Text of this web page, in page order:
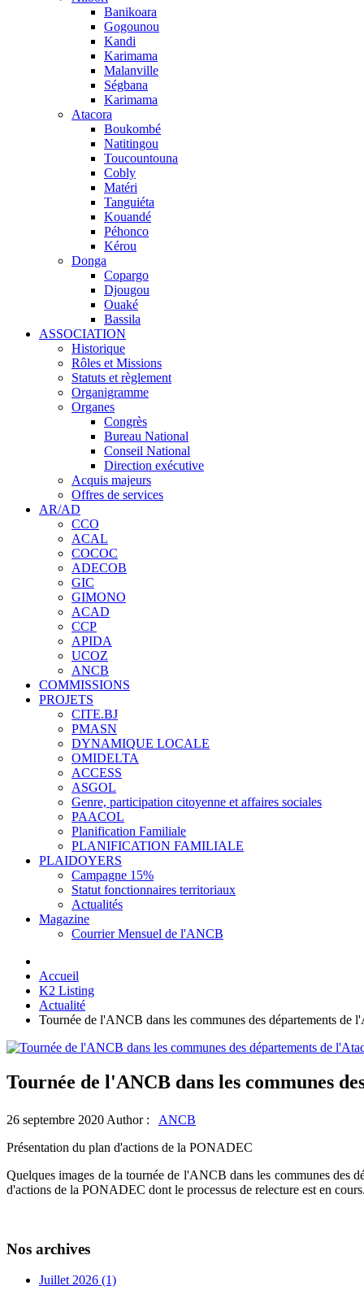
Banikoara
Gogounou
Kandi
Karimama
Malanville
Ségbana
Karimama
Atacora
Boukombé
Natitingou
Toucountouna
Cobly
Matéri
Tanguiéta
Kouandé
Péhonco
Kérou
Donga
Copargo
Djougou
Ouaké
Bassila
ASSOCIATION
Historique
Rôles et Missions
Statuts et règlement
Organigramme
Organes
Congrès
Bureau National
Conseil National
Direction exécutive
Acquis majeurs
Offres de services
AR/AD
CCO
ACAL
COCOC
ADECOB
GIC
GIMONO
ACAD
CCP
APIDA
UCOZ
ANCB
COMMISSIONS
PROJETS
CITE.BJ
PMASN
DYNAMIQUE LOCALE
OMIDELTA
ACCESS
ASGOL
Genre, participation citoyenne et affaires sociales
PAACOL
Planification Familiale
PLANIFICATION FAMILIALE
PLAIDOYERS
Campagne 15%
Statut fonctionnaires territoriaux
Actualités
Magazine
Courrier Mensuel de l'ANCB
Accueil
K2 Listing
Actualité
Tournée de l'ANCB dans les communes des départements de
Tournée de l'ANCB dans les communes
26 septembre 2020 Author : ANCB
Présentation du plan d'actions de la PONADEC
Quelques images de la tournée de l'ANCB dans les communes des
d'actions de la PONADEC dont le processus de relecture est en
Nos archives
Juillet 2026 (1)